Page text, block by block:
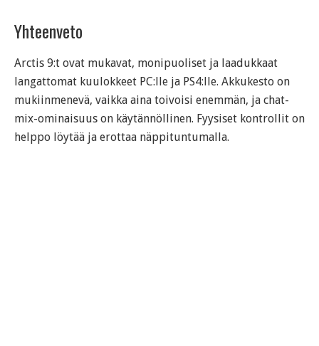
Yhteenveto
Arctis 9:t ovat mukavat, monipuoliset ja laadukkaat
langattomat kuulokkeet PC:lle ja PS4:lle. Akkukesto on
mukiinmenevä, vaikka aina toivoisi enemmän, ja chat-
mix-ominaisuus on käytännöllinen. Fyysiset kontrollit on
helppo löytää ja erottaa näppituntumalla.